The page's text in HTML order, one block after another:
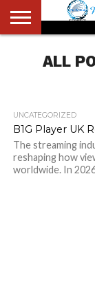
ACCOUNT
AUTHORS
LIST
FULL-
WIDTH
HOME
LATEST
NEWS
LOGIN
LOGOUT
MEMBERS
PASSWORD
RESET
REGISTER
SAMPLE
PAGE
TYPOGRAPHY
USERALL
UNCATEGORIZED
B1G Player UK
The streaming
reshaping how
worldwide. In